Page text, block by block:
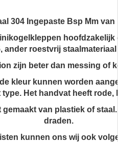
304 Ingepaste Bsp Mm
hoofdzakelijk
ander roestvrij
zijn beter dan messing of
kleur kunnen worden
Het handvat heeft
van plastiek of staal.
draden.
kunnen ons wij ook